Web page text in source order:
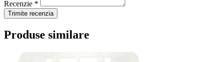
Recenzie *
Trimite recenzia
Produse similare